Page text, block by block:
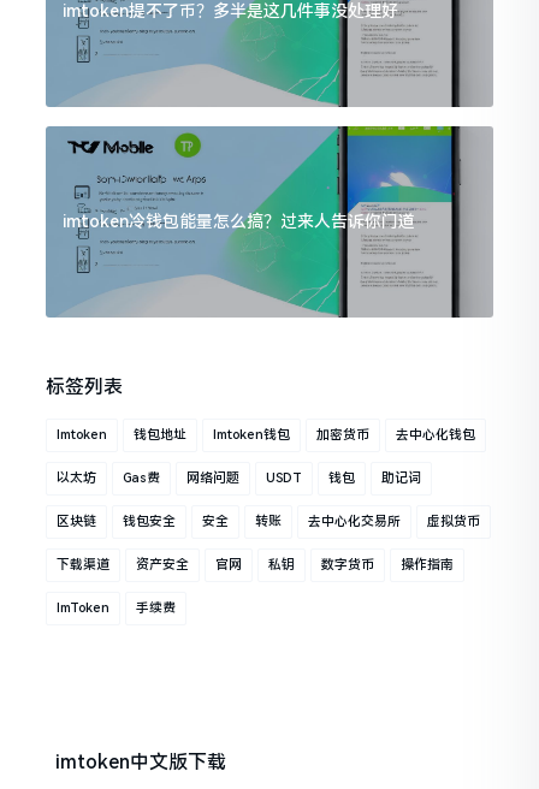
imtoken提不了币？多半是这几件事没处理好
imtoken冷钱包能量怎么搞？过来人告诉你门道
标签列表
Imtoken 钱包地址 Imtoken钱包 加密货币 去中心化钱包
以太坊 Gas费 网络问题 USDT 钱包 助记词
区块链 钱包安全 安全 转账 去中心化交易所 虚拟货币
下载渠道 资产安全 官网 私钥 数字货币 操作指南
ImToken 手续费
imtoken中文版下载